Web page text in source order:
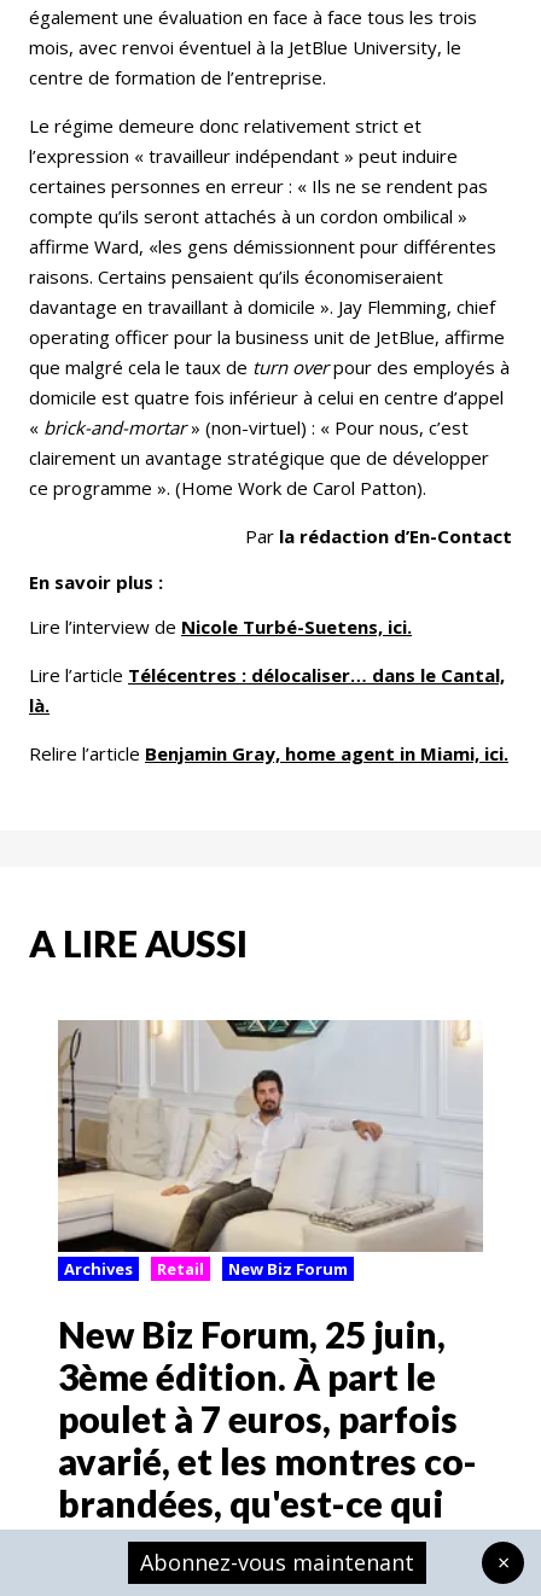
également une évaluation en face à face tous les trois
mois, avec renvoi éventuel à la JetBlue University, le
centre de formation de l’entreprise.
Le régime demeure donc relativement strict et
l’expression « travailleur indépendant » peut induire
certaines personnes en erreur : « Ils ne se rendent pas
compte qu’ils seront attachés à un cordon ombilical »
affirme Ward, «les gens démissionnent pour différentes
raisons. Certains pensaient qu’ils économiseraient
davantage en travaillant à domicile ». Jay Flemming, chief
operating officer pour la business unit de JetBlue, affirme
que malgré cela le taux de turn overpour des employés à
domicile est quatre fois inférieur à celui en centre d’appel
« brick-and-mortar» (non-virtuel) : « Pour nous, c’est
clairement un avantage stratégique que de développer
ce programme ». (Home Work de Carol Patton).
Par la rédaction d’En-Contact
En savoir plus :
Lire l’interview de Nicole Turbé-Suetens, ici.
Lire l’article Télécentres : délocaliser… dans le Cantal,
là.
Relire l’article Benjamin Gray, home agent in Miami, ici.
A LIRE AUSSI
Archives Retail New Biz Forum
New Biz Forum, 25 juin,
3ème édition. À part le
poulet à 7 euros, parfois
avarié, et les montres co-
brandées, qu'est-ce qui
marche encore ?
Abonnez-vous maintenant ×